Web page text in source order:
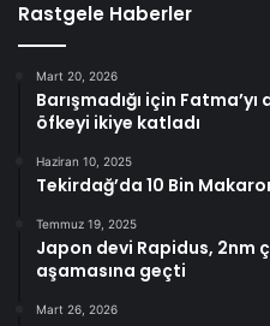
Rastgele Haberler
Mart 20, 2026
Barışmadığı için
öfkeyi ikiye katladı
Haziran 10, 2025
Tekirdağ’da 10 Bin
Temmuz 19, 2025
Japon devi Rapidus, 2nm
aşamasına geçti
Mart 26, 2026